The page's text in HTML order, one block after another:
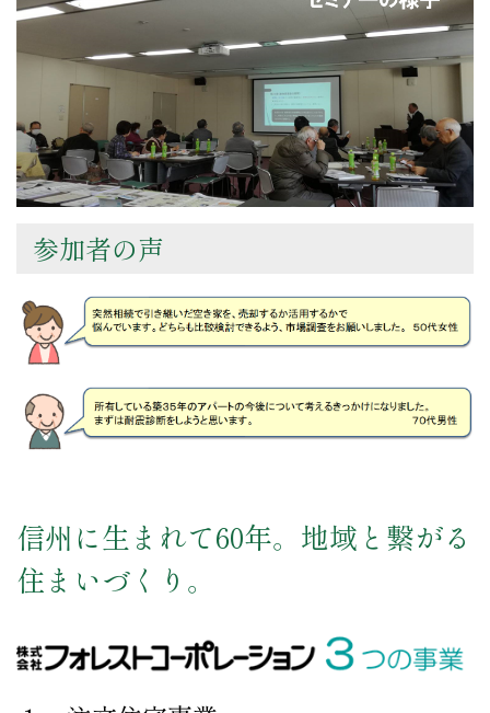
参加者の声
信州に生まれて60年。地域と繋がる
住まいづくり。